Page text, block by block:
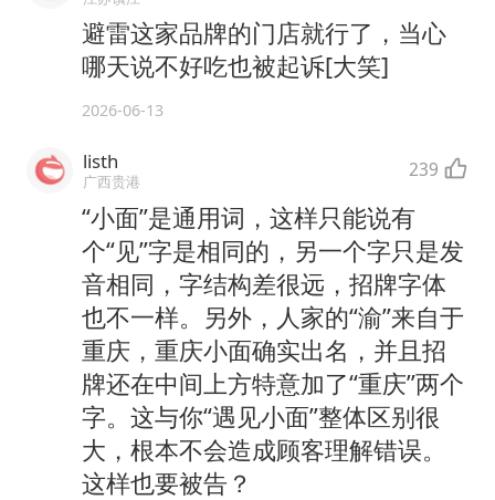
避雷这家品牌的门店就行了，当心
哪天说不好吃也被起诉[大笑]
2026-06-13
listh
广西贵港 239
“小面”是通用词，这样只能说有
个“见”字是相同的，另一个字只是发
音相同，字结构差很远，招牌字体
也不一样。另外，人家的“渝”来自于
重庆，重庆小面确实出名，并且招
牌还在中间上方特意加了“重庆”两个
字。这与你“遇见小面”整体区别很
大，根本不会造成顾客理解错误。
这样也要被告？